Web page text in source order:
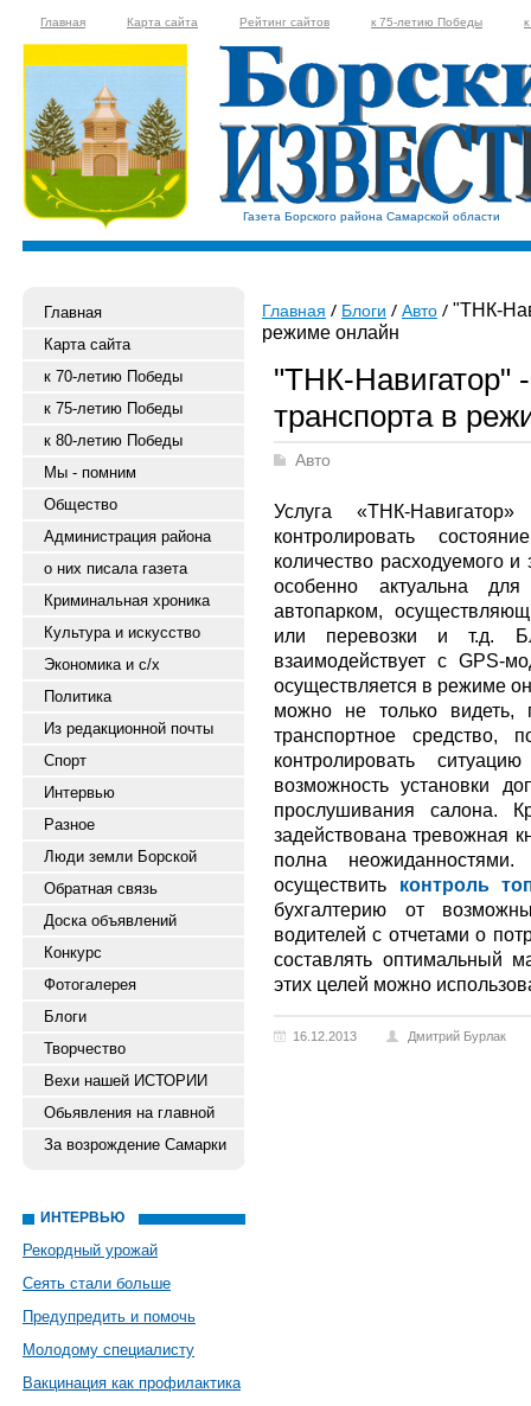
Главная Карта сайта Рейтинг сайтов к 75-летию Победы
Газета Борского района Самарской области
Главная
Карта сайта
к 70-летию Победы
к 75-летию Победы
к 80-летию Победы
Мы - помним
Общество
Администрация района
о них писала газета
Криминальная хроника
Культура и искусство
Экономика и с/х
Политика
Из редакционной почты
Спорт
Интервью
Разное
Люди земли Борской
Обратная связь
Доска объявлений
Конкурс
Фотогалерея
Блоги
Творчество
Вехи нашей ИСТОРИИ
Обьявления на главной
За возрождение Самарки
ИНТЕРВЬЮ
Рекордный урожай
Сеять стали больше
Предупредить и помочь
Молодому специалисту
Вакцинация как профилактика
Главная Блоги Авто
"ТНК-
режиме онлайн
"ТНК-Навигатор"
транспорта в
Авто
Услуга «ТНК-
контролировать
количество расходуемого
особенно актуальна
автопарком,
или перевозки и т.д.
взаимодействует с GPS-
осуществляется в режиме
можно не только видеть,
транспортное средство,
контролировать
возможность установки
прослушивания салона.
задействована тревожная
полна
осуществить контроль
бухгалтерию от
водителей с отчетами о
составлять оптимальный
этих целей можно
16.12.2013 Дмитрий Бурлак